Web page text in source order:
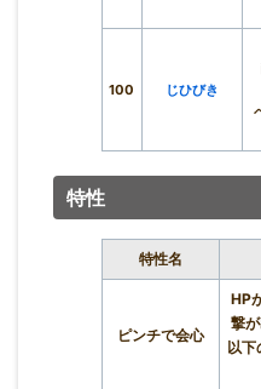
100 じひびき
特性
特性名
ピンチで会心
HP
撃
以下